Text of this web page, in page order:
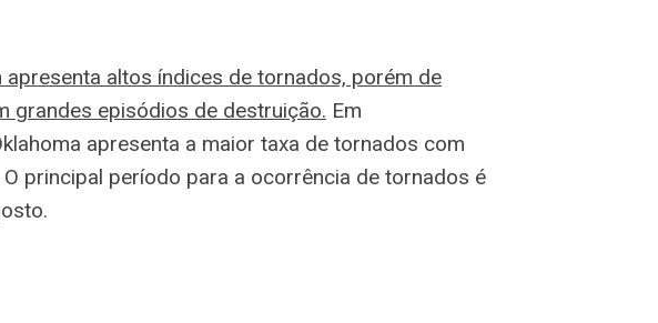
altos índices de tornados, porém de
grandes episódios de destruição. Em
apresenta a maior taxa de tornados com
principal período para a ocorrência de tornados é